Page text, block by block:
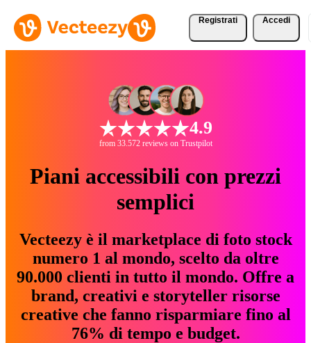
Registrati Accedi
4.9
from 33.572 reviews on Trustpilot
Piani accessibili con prezzi
semplici
Vecteezy è il marketplace di foto stock
numero 1 al mondo, scelto da oltre
90.000 clienti in tutto il mondo. Offre a
brand, creativi e storyteller risorse
creative che fanno risparmiare fino al
76% di tempo e budget.